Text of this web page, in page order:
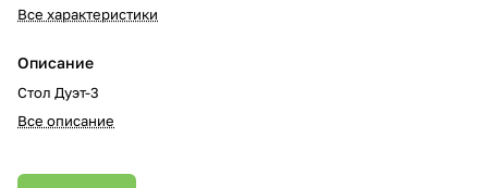
Все характеристики
Описание
Стол Дуэт-3
Все описание